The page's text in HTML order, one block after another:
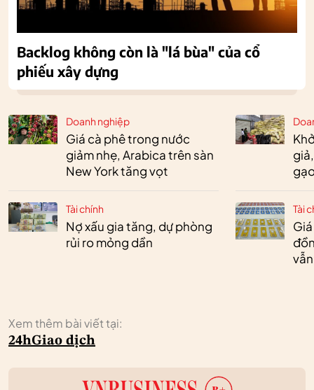
Doanh nghiệp
Giá cà phê trong nước
giảm nhẹ, Arabica trên sàn
New York tăng vọt
Tài chính
Nợ xấu gia tăng, dự phòng
rủi ro mỏng dần
Tài
Xem thêm bài viết tại:
24hGiao dịch
Backlog không còn là "lá bùa" của cổ
phiếu xây dựng